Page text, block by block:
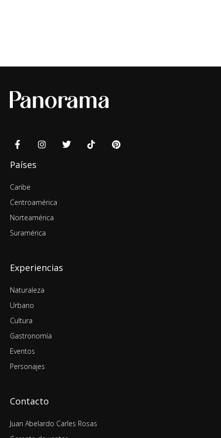
Países
Caribe
Centroamérica
Norteamérica
Suramérica
Experiencias
Naturaleza
Urbano
Cultura
Gastronomía
Eventos
Personajes
Contacto
Juan Abelardo Carles Rosas